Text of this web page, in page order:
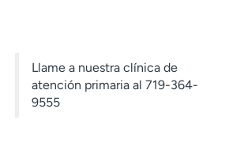
Llame a nuestra clínica de
atención primaria al 719-364-
9555